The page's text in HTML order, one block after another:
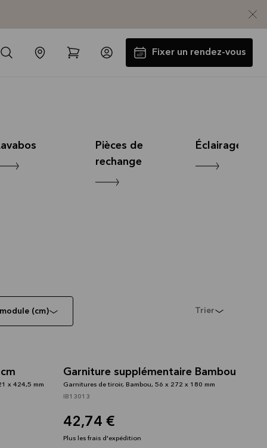
Fixer un rendez-vous
Pièces de
rechange
Éclairage
(cm) Trier
x 424,5 mm
Garniture supplémentaire Bambou
Garnitures de tiroir, Bambou, 56 x 272 x 180 mm
IB13013
42,74 €
Plus les frais d'expédition